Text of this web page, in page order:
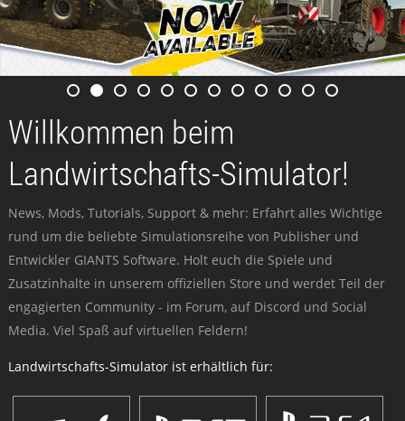
Willkommen beim
Landwirtschafts-Simulator!
News, Mods, Tutorials, Support & mehr: Erfahrt alles Wichtige
rund um die beliebte Simulationsreihe von Publisher und
Entwickler GIANTS Software. Holt euch die Spiele und
Zusatzinhalte in unserem offiziellen Store und werdet Teil der
engagierten Community - im Forum, auf Discord und Social
Media. Viel Spaß auf virtuellen Feldern!
Landwirtschafts-Simulator ist erhältlich für: